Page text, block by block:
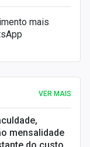
mais
VER MAIS
mensalidade